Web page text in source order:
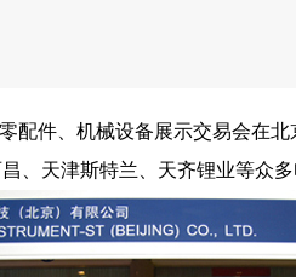
件、机械设备展示交易会在
天津斯特兰、天齐锂业等众